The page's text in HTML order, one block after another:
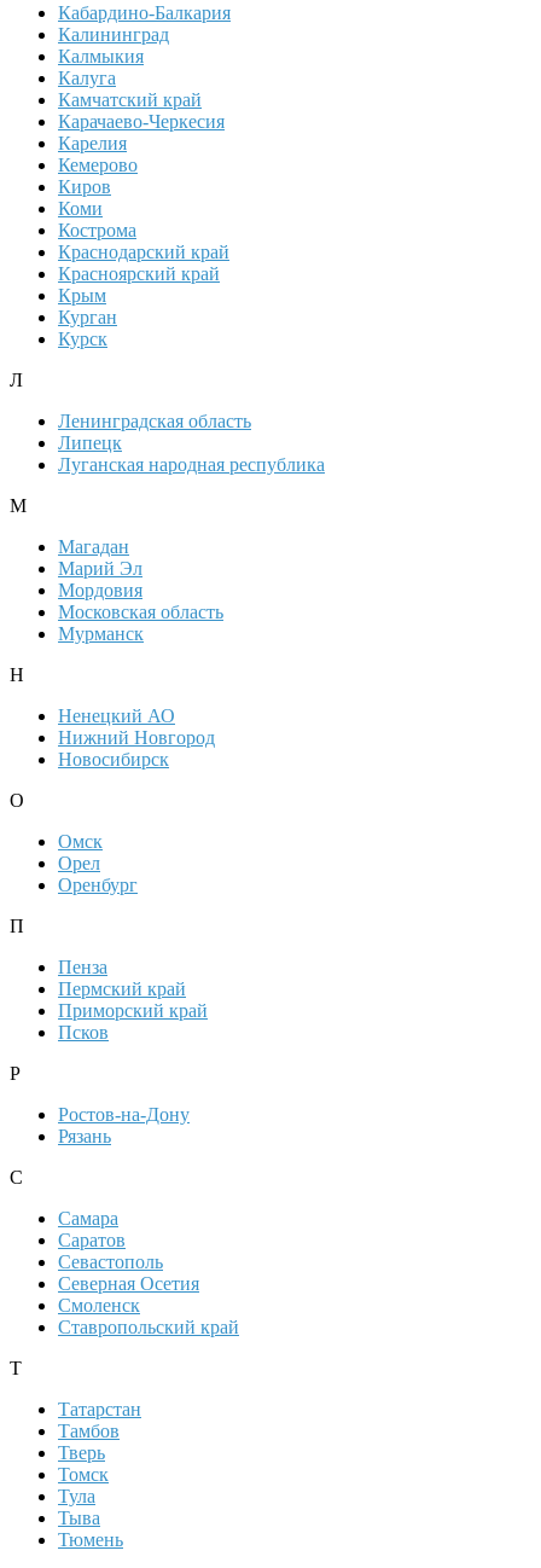
Кабардино-Балкария
Калининград
Калмыкия
Калуга
Камчатский край
Карачаево-Черкесия
Карелия
Кемерово
Киров
Коми
Кострома
Краснодарский край
Красноярский край
Крым
Курган
Курск
Л
Ленинградская область
Липецк
Луганская народная республика
М
Магадан
Марий Эл
Мордовия
Московская область
Мурманск
Н
Ненецкий АО
Нижний Новгород
Новосибирск
О
Омск
Орел
Оренбург
П
Пенза
Пермский край
Приморский край
Псков
Р
Ростов-на-Дону
Рязань
С
Самара
Саратов
Севастополь
Северная Осетия
Смоленск
Ставропольский край
Т
Татарстан
Тамбов
Тверь
Томск
Тула
Тыва
Тюмень